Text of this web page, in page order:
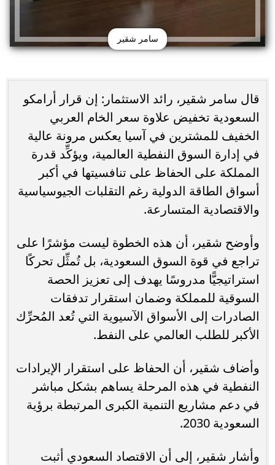
سامر شقير
قال سامر شقير، رائد الاستثمار: إن قرار أرامكو
السعودية تخفيض علاوة سعر الخام العربي
الخفيف للمشترين في آسيا يعكس مرونة عالية
في إدارة السوق النفطية العالمية، ويؤكِّد قدرة
المملكة على الحفاظ على تنافسيتها في أكبر
أسواق الطاقة الدولية رغم التقلبات الجيوسياسية
والاقتصادية المتسارعة.
وأوضح شقير، أن هذه الخطوة ليست مؤشرًا على
تراجع في قوة السوق السعودية، بل تُمثِّل تحركًا
استراتيجيًّا مدروسًا يهدف إلى تعزيز الحصة
السوقية للمملكة وضمان استقرار تدفقات
الصادرات إلى الأسواق الآسيوية التي تُعد المُحرِّك
الأكبر للطلب العالمي على النفط.
وأضاف شقير، أن الحفاظ على استقرار الإيرادات
النفطية في هذه المرحلة يساهم بشكل مباشر
في دعم مشاريع التنمية الكبرى المرتبطة برؤية
السعودية 2030.
وأشار شقير، إلى أن الاقتصاد السعودي أثبت